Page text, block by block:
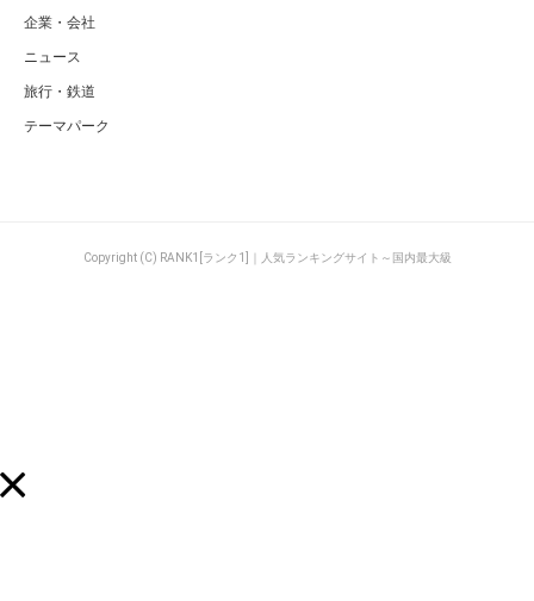
企業・会社
ニュース
旅行・鉄道
テーマパーク
Copyright (C) RANK1[ランク1]｜人気ランキングサイト～国内最大級